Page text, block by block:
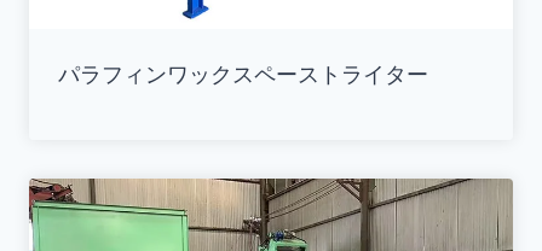
パラフィンワックスペーストライター